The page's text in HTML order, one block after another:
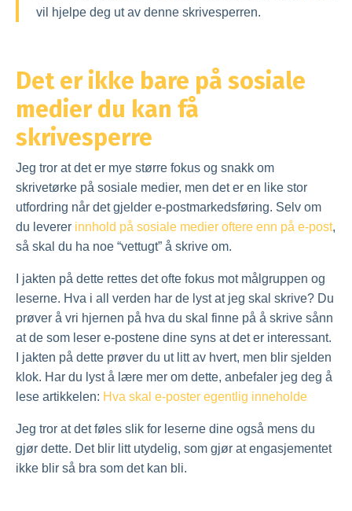
vil hjelpe deg ut av denne skrivesperren.
Det er ikke bare på sosiale
medier du kan få
skrivesperre
Jeg tror at det er mye større fokus og snakk om
skrivetørke på sosiale medier, men det er en like stor
utfordring når det gjelder e-postmarkedsføring. Selv om
du leverer innhold på sosiale medier oftere enn på e-post,
så skal du ha noe “vettugt” å skrive om.
I jakten på dette rettes det ofte fokus mot målgruppen og
leserne. Hva i all verden har de lyst at jeg skal skrive? Du
prøver å vri hjernen på hva du skal finne på å skrive sånn
at de som leser e-postene dine syns at det er interessant.
I jakten på dette prøver du ut litt av hvert, men blir sjelden
klok. Har du lyst å lære mer om dette, anbefaler jeg deg å
lese artikkelen: Hva skal e-poster egentlig inneholde
Jeg tror at det føles slik for leserne dine også mens du
gjør dette. Det blir litt utydelig, som gjør at engasjementet
ikke blir så bra som det kan bli.